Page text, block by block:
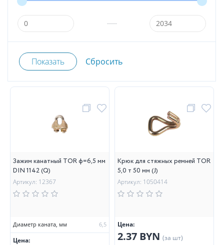
Зажим канатный TOR ф=6,5 мм
DIN 1142 (Q)
Артикул: 12367
Диаметр каната, мм 6,5
Цена:
Крюк для стяжных ремней TOR
5,0 т 50 мм (J)
Артикул: 1050414
Цена:
2.37 BYN (за шт)